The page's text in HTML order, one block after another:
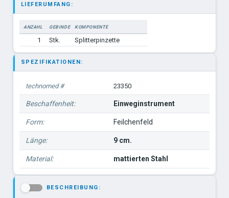
LIEFERUMFANG:
ANZAHL GEBINDE
KOMPONENTE
1
Stk. Splitterpinzette
SPEZIFIKATIONEN:
technomed # 23350
Beschaffenheit: Einweginstrument
Form: Feilchenfeld
Länge: 9 cm.
Material: mattierten Stahl
BESCHREIBUNG: